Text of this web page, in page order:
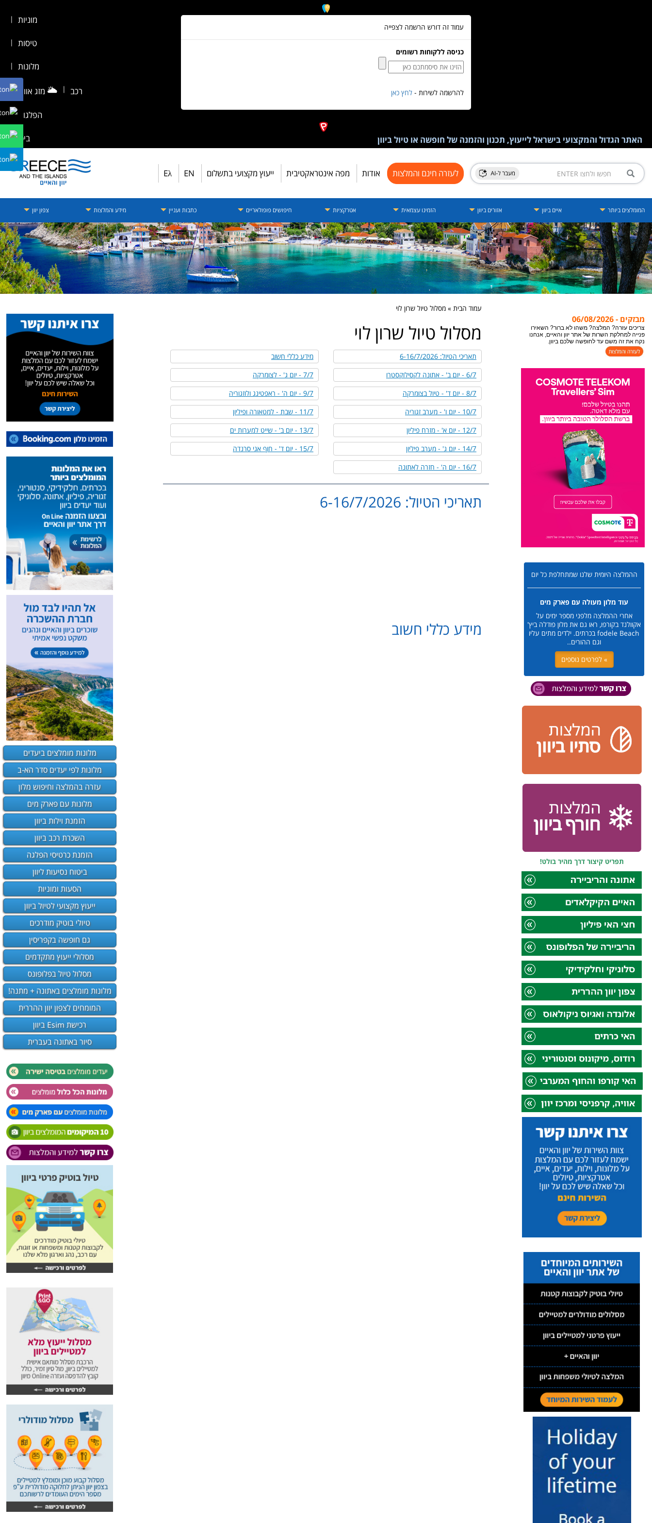
מוניות |
טיסות |
מלונות |
רכב |
🌥️ מזג אוויר |
הפלגות |
ביטוח האתר הגדול והמקצועי בישראל לייעוץ, תכנון והזמנה של חופשה או טיול ביוון
לעזרה חינם והמלצות אודות מפה אינטראקטיבית ייעוץ מקצועי בתשלום EN
Eλ
המומלצים ביותר איים ביוון אזורים ביוון הזמינו עצמאית אטרקציות חיפושים פופולאריים כתבות ועניין מידע והמלצות צפון יוון
עמוד זה דורש הרשמה לצפייה
כניסה ללקוחות רשומים
להרשמה לשירות - לחץ כאן
עמוד הבית » מסלול טיול שרון לוי
מבזקים - 06/08/2026
צריכים עזרה? המלצה? משהו לא ברור? השאירו
פנייה למחלקת השרות של אתר יוון והאיים, אנחנו
נקח את זה משם עד לחופשה שלכם ביוון.
ההמלצה היומית שלנו שמתחלפת כל יום
עוד מלון מעולה עם פארק מים
אחרי ההמלצה מלפני מספר ימים על
אקוולנד בקורפו, ראו גם את מלון פודלה ביץ'
fodele Beach בכרתים. ילדים מתים עליו
וגם ההורים..
» לפרטים נוספים
תפריט קיצור דרך מהיר בולט!
מסלול טיול שרון לוי
תאריכי הטיול: 6-16/7/2026
מידע כללי חשוב
6/7 - יום ב' - אתונה לקסילוקסטרו
7/7 - יום ג' - לצומרקה
8/7 - יום ד' - טיול בצומרקה
9/7 - יום ה' - ראפטינג ולוזגוריה
10/7 - יום ו' - מערב זגוריה
11/7 - שבת - למטאורה ופיליון
12/7 - יום א' - מזרח פיליון
13/7 - יום ב' - שייט למערות ים
14/7 - יום ג' - מערב פיליון
15/7 - יום ד' - חוף אגי סרנדה
16/7 - יום ה' - חזרה לאתונה
תאריכי הטיול: 6-16/7/2026
מידע כללי חשוב
מלונות מומלצים ביעדים
מלונות לפי יעדים סדר הא-ב
עזרה בהמלצה וחיפוש מלון
מלונות עם פארק מים
הזמנת וילות ביוון
השכרת רכב ביוון
הזמנת כרטיסי הפלגה
ביטוח נסיעות ליוון
הסעות ומוניות
ייעוץ מקצועי לטיול ביוון
טיולי בוטיק מודרכים
גם חופשה בקפריסין
מסלולי ייעוץ מתקדמים
מסלול טיול בפלופונס
מלונות מומלצים באתונה + מתנה!
המומחים לצפון יוון ההררית
רכישת Esim ביוון
סיור באתונה בעברית